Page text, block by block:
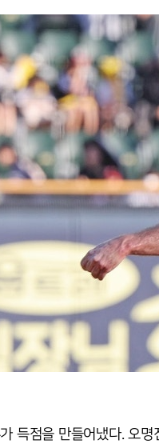
득점을 만들어냈다. 오